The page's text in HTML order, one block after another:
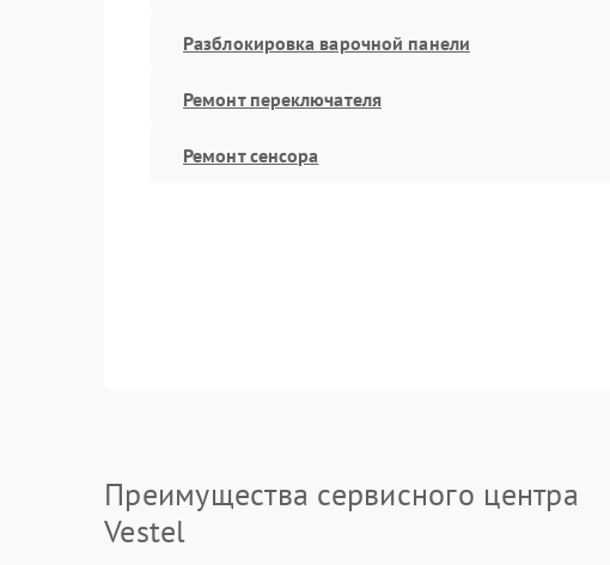
Разблокировка варочной панели
Ремонт переключателя
Ремонт сенсора
Преимущества сервисного центра
Vestel